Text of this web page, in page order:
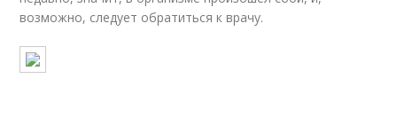
возможно, следует обратиться к врачу.